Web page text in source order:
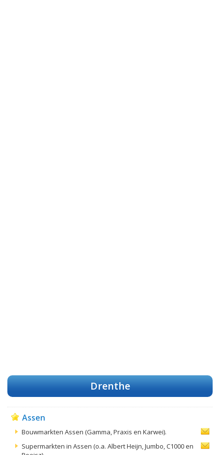
Drenthe
Assen
Bouwmarkten Assen (Gamma, Praxis en Karwei).
Supermarkten in Assen (o.a. Albert Heijn, Jumbo, C1000 en